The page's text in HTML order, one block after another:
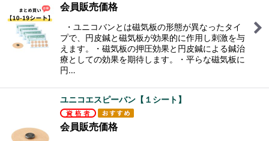
会員販売価格
・ユニコバンとは磁気板の形態が異なったタイ
プで、円皮鍼と磁気板が効果的に作用し刺激を与
えます。・磁気板の押圧効果と円皮鍼による鍼治
療としての効果を期待します。・平らな磁気板に
円…
ユニコエスピーバン【１シート】
会員販売価格